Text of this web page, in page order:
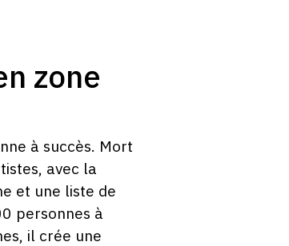
zone
à succès. Mort
avec la
et une liste de
personnes à
il crée une